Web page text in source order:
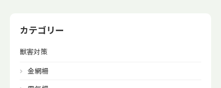
カテゴリー
獣害対策
金網柵